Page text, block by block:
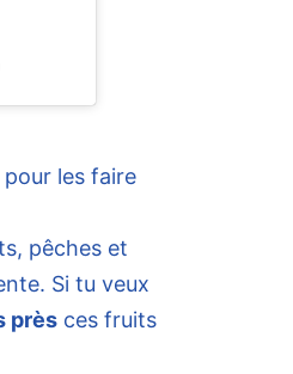
pour les faire
pêches et
Si tu veux
prèsces fruits